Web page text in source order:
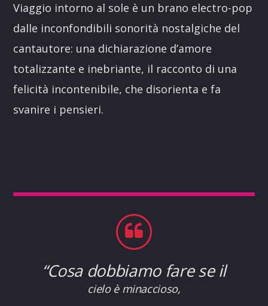
Viaggio intorno al sole è un brano electro-pop
dalle inconfondibili sonorità nostalgiche del
cantautore: una dichiarazione d’amore
totalizzante e inebriante, il racconto di una
felicità incontenibile, che disorienta e fa
svanire i pensieri.
“Cosa dobbiamo fare se il
cielo è minaccioso,